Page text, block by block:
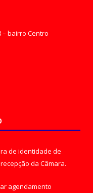
– bairro Centro
de identidade de
da Câmara.
agendamento